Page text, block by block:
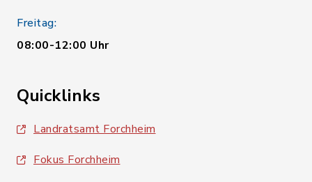
Freitag:
08:00-12:00 Uhr
Quicklinks
Landratsamt Forchheim
Fokus Forchheim